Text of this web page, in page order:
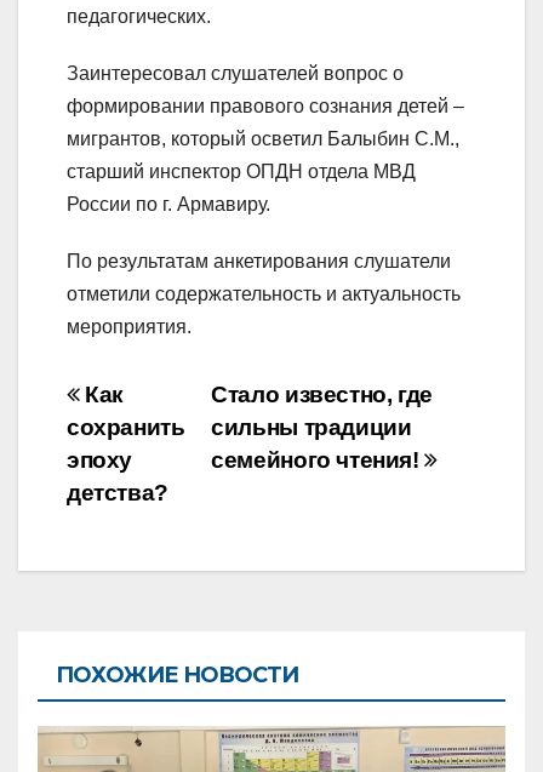
педагогических.
Заинтересовал слушателей вопрос о
формировании правового сознания детей –
мигрантов, который осветил Балыбин С.М.,
старший инспектор ОПДН отдела МВД
России по г. Армавиру.
По результатам анкетирования слушатели
отметили содержательность и актуальность
мероприятия.
Навигация
по
записям
Стало известно, где
сильны традиции
семейного чтения!
Как
сохранить
эпоху
детства?
ПОХОЖИЕ НОВОСТИ